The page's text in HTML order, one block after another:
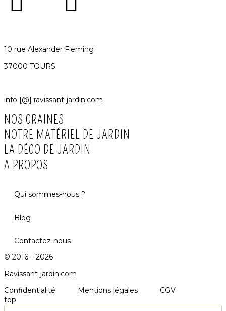
10 rue Alexander Fleming
37000 TOURS
info [@] ravissant-jardin.com
NOS GRAINES
NOTRE MATÉRIEL DE JARDIN
LA DÉCO DE JARDIN
A PROPOS
Qui sommes-nous ?
Blog
Contactez-nous
© 2016 – 2026
Ravissant-jardin.com
Confidentialité
Mentions légales
CGV
top